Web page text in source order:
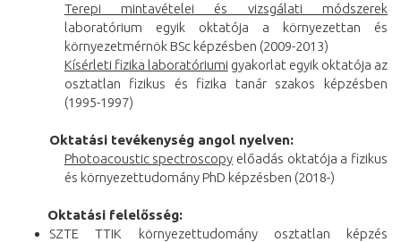
Terepi mintavételei és vizsgálati módszerek
laboratórium egyik oktatója a környezettan és
környezetmérnök BSc képzésben (2009-2013)
Kísérleti fizika laboratóriumi gyakorlat egyik oktatója az
osztatlan fizikus és fizika tanár szakos képzésben
(1995-1997)
Oktatási tevékenység angol nyelven:
Photoacoustic spectroscopy előadás oktatója a fizikus
és környezettudomány PhD képzésben (2018-)
Oktatási felelősség:
SZTE TTIK környezettudomány osztatlan képzés